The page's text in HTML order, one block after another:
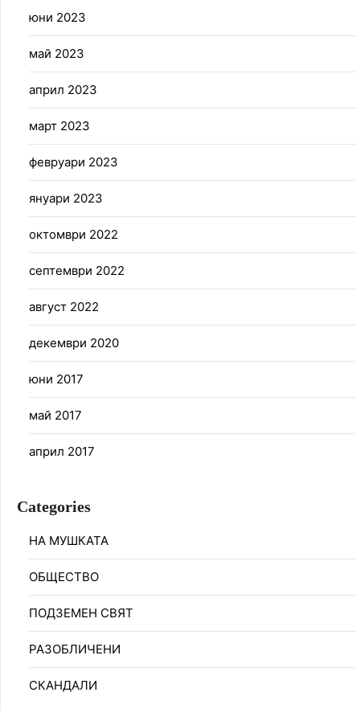
юни 2023
май 2023
април 2023
март 2023
февруари 2023
януари 2023
октомври 2022
септември 2022
август 2022
декември 2020
юни 2017
май 2017
април 2017
Categories
НА МУШКАТА
ОБЩЕСТВО
ПОДЗЕМЕН СВЯТ
РАЗОБЛИЧЕНИ
СКАНДАЛИ